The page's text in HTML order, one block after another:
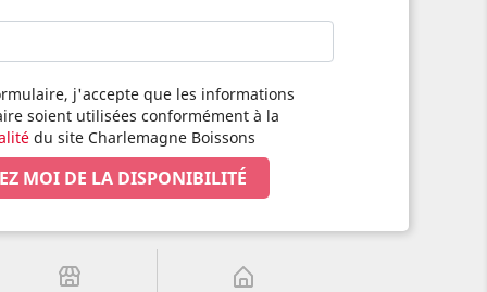
j'accepte que les informations
soient utilisées conformément à la
du site Charlemagne Boissons
MOI DE LA DISPONIBILITÉ